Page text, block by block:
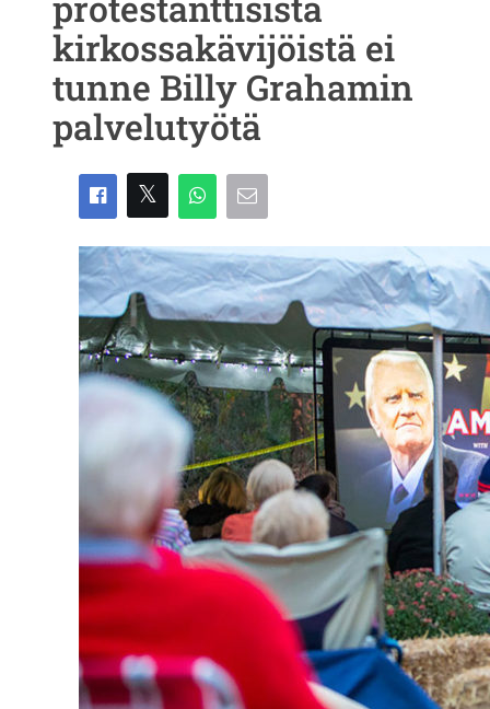
kirkossakävijöistä ei
tunne Billy Grahamin
palvelutyötä